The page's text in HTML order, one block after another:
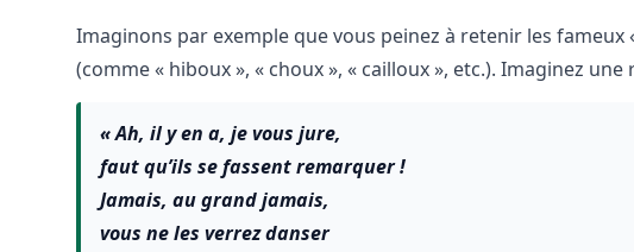
Imaginons par exemple que vous peinez à retenir les
(comme « hiboux », « choux », « cailloux », etc.). Imaginez
« Ah, il y en a, je vous jure,
faut qu’ils se fassent remarquer !
Jamais, au grand jamais,
vous ne les verrez danser